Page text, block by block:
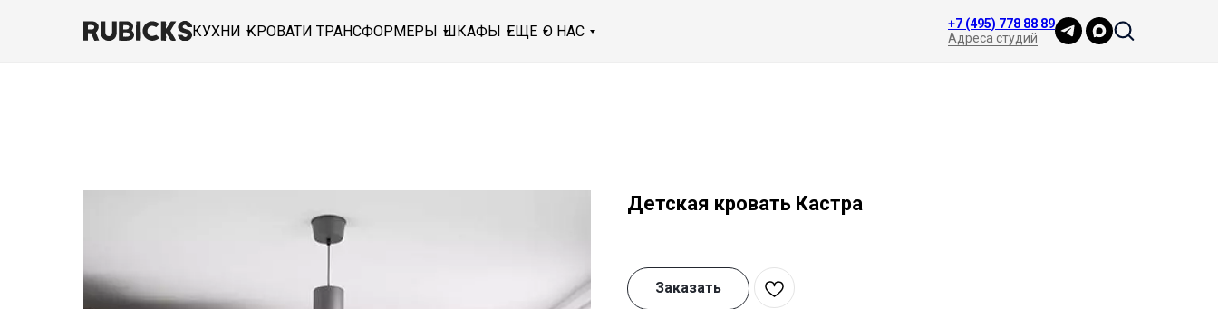
КУХНИ КРОВАТИ ТРАНСФОРМЕРЫ ШКАФЫ ЕЩЕ О НАС
+7 (495) 778 88 89
Адреса студий
Детская кровать Кастра
Заказать